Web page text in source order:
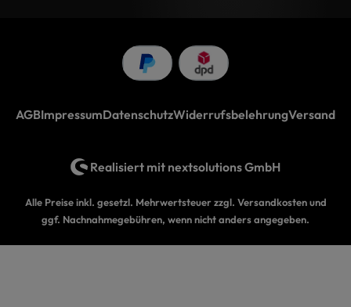
AGBImpressumDatenschutzWiderrufsbelehrungVersand
Realisiert mit nextsolutions GmbH
Alle Preise inkl. gesetzl. Mehrwertsteuer zzgl. Versandkostenund
ggf. Nachnahmegebühren, wenn nicht anders angegeben.